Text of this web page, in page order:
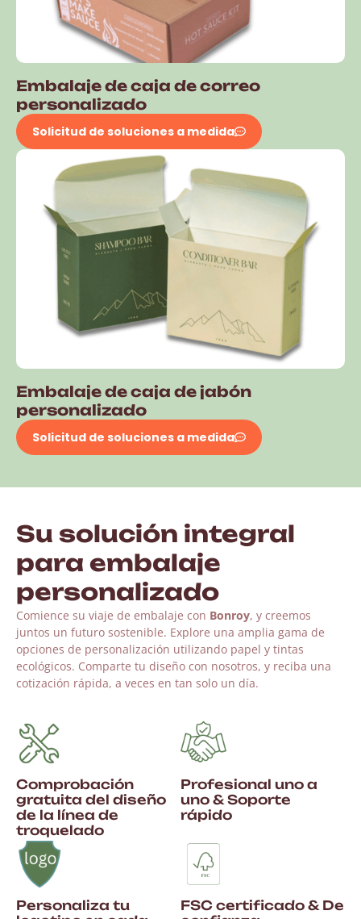
Embalaje de caja de correo
personalizado
Solicitud de soluciones a medida
Embalaje de caja de jabón
personalizado
Solicitud de soluciones a medida
Su solución integral
para embalaje
personalizado
Comience su viaje de embalaje con Bonroy, y creemos
juntos un futuro sostenible. Explore una amplia gama de
opciones de personalización utilizando papel y tintas
ecológicos. Comparte tu diseño con nosotros, y reciba una
cotización rápida, a veces en tan solo un día.
Comprobación
gratuita del diseño
de la línea de
troquelado
Profesional uno a
uno & Soporte
rápido
Personaliza tu
FSC certificado & De